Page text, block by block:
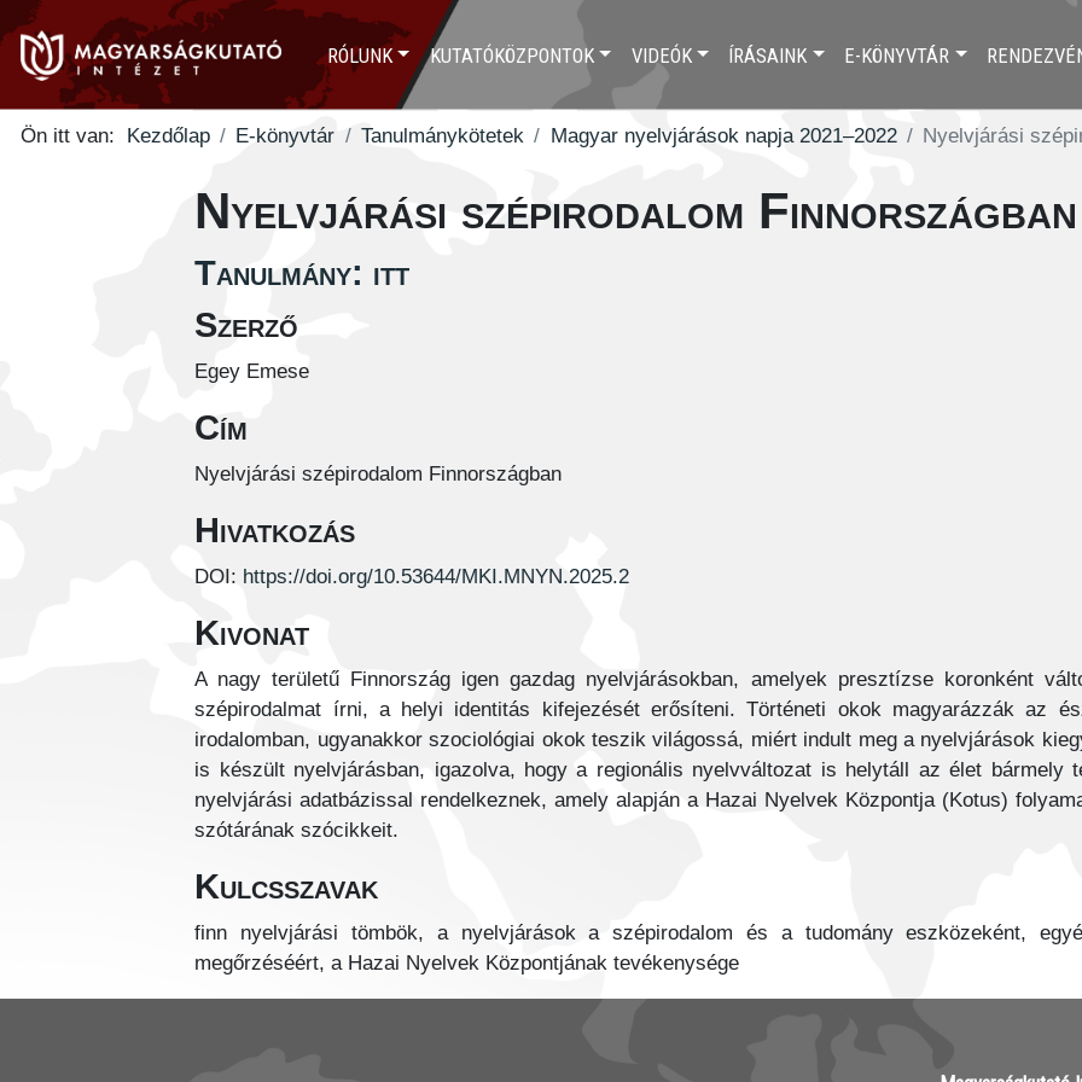
RÓLUNK KUTATÓKÖZPONTOK VIDEÓK ÍRÁSAINK E-KÖNYVTÁR
Ön itt van:
Kezdőlap E-könyvtár Tanulmánykötetek Magyar nyelvjárások napja 2021–2022 Nyelvjárási
Nyelvjárási szépirodalom Finnországban
Tanulmány: itt
Szerző
Egey Emese
Cím
Nyelvjárási szépirodalom Finnországban
Hivatkozás
DOI: https://doi.org/10.53644/MKI.MNYN.2025.2
Kivonat
A nagy területű Finnország igen gazdag nyelvjárásokban, amelyek presztízse koronként
szépirodalmat írni, a helyi identitás kifejezését erősíteni. Történeti okok magyarázzák az
irodalomban, ugyanakkor szociológiai okok teszik világossá, miért indult meg a nyelvjárások
is készült nyelvjárásban, igazolva, hogy a regionális nyelvváltozat is helytáll az élet bármely
nyelvjárási adatbázissal rendelkeznek, amely alapján a Hazai Nyelvek Központja (Kotus)
szótárának szócikkeit.
Kulcsszavak
finn nyelvjárási tömbök, a nyelvjárások a szépirodalom és a tudomány eszközeként,
megőrzéséért, a Hazai Nyelvek Központjának tevékenysége